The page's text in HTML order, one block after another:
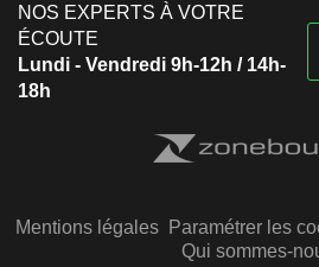
NOS EXPERTS À VOTRE
ÉCOUTE
Lundi - Vendredi 9h-12h / 14h-
18h
Mentions légales Paramétrer les
Qui sommes-